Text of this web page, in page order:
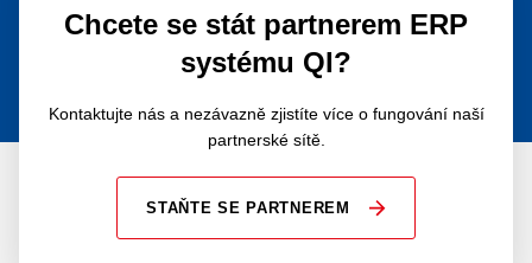
Chcete se stát partnerem ERP
systému QI?
Kontaktujte nás a nezávazně zjistíte více o fungování naší
partnerské sítě.
STAŇTE SE PARTNEREM